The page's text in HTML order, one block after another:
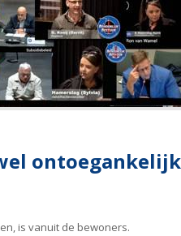
is vanuit de bewoners.